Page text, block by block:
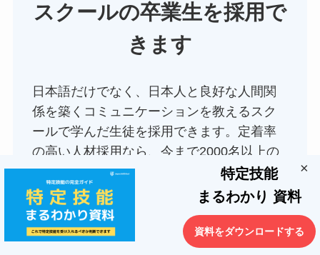
×
特定技能
まるわかり 資料
資料をダウンロードする
スクールの卒業生を採用で
きます
日本語だけでなく、日本人と良好な人間関
係を築くコミュニケーションを教えるスク
ールで学んだ生徒を採用できます。定着率
の高い人材採用なら、今まで2000名以上の
紹介実績のあるJapanJobSchoolにお問合せ
ください！